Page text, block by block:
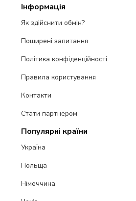
Інформація
Як здійснити обмін?
Поширені запитання
Політика конфіденційності
Правила користування
Контакти
Стати партнером
Популярні країни
Україна
Польща
Німеччина